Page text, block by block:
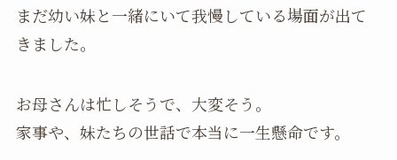
まだ幼い妹と一緒にいて我慢している場面が出て
きました。
お母さんは忙しそうで、大変そう。
家事や、妹たちの世話で本当に一生懸命です。